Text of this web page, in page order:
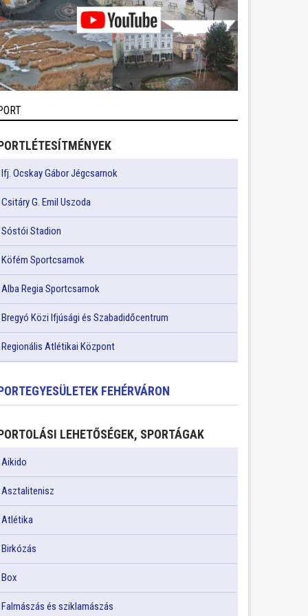
Ifj. Ocskay Gábor Jégcsarnok
Csitáry G. Emil Uszoda
Sóstói Stadion
Köfém Sportcsarnok
Alba Regia Sportcsarnok
Bregyó Közi Ifjúsági és Szabadidőcentrum
Regionális Atlétikai Központ
FEHÉRVÁRON
LEHETŐSÉGEK, SPORTÁGAK
Aikido
Asztalitenisz
Atlétika
Birkózás
Box
Falmászás és sziklamászás